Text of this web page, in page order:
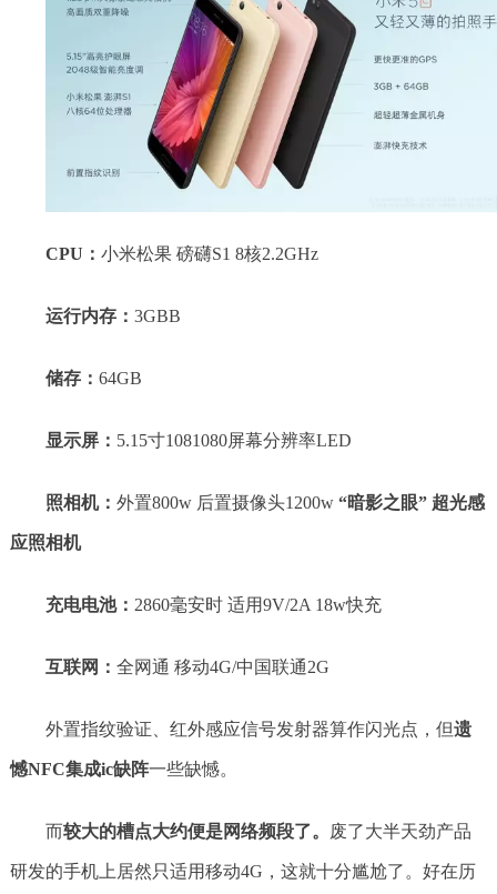
CPU： 小米松果 磅礴S1 8核2.2GHz
运行内存： 3GBB
储存： 64GB
显示屏： 5.15寸1081080屏幕分辨率LED
照相机： 外置800w 后置摄像头1200w “暗影之眼” 超光感
应照相机
充电电池： 2860毫安时 适用9V/2A 18w快充
互联网： 全网通 移动4G/中国联通2G
外置指纹验证、红外感应信号发射器算作闪光点，但遗
憾NFC集成ic缺阵一些缺憾。
而较大的槽点大约便是网络频段了。 废了大半天劲产品
研发的手机上居然只适用移动4G，这就十分尴尬了。好在历